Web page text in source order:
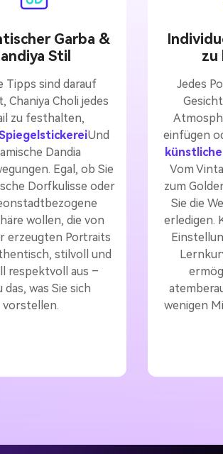
Garba &
Stil
Tipps sind darauf
Chaniya Choli jedes
zu festhalten,
Und
Dandia
Egal, ob Sie
Dorfkulisse oder
wollen, die von
erzeugten Portraits
stilvoll und
respektvoll aus –
das, was Sie sich
vorstellen.
zu
Jedes
einfügen
Vom
zum
Sie die
erledigen.
wenigen